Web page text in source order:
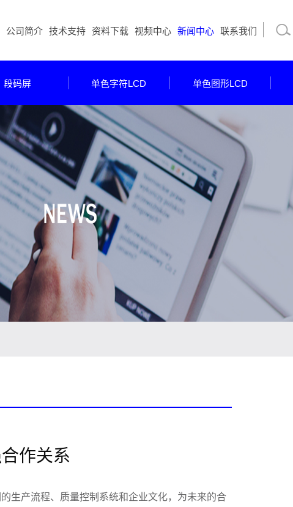
公司简介 技术支持 资料下载 视频中心 新闻中心 联系我们
段码屏 单色字符LCD 单色图形LCD
作关系
生产流程、质量控制系统和企业文化，为未来的合